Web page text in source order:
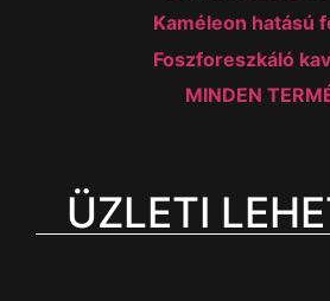
Kaméleon hatású
Foszforeszkáló
MINDEN
ÜZLETI